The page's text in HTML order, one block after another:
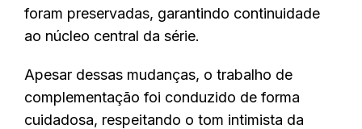
foram preservadas, garantindo continuidade
ao núcleo central da série.
Apesar dessas mudanças, o trabalho de
complementação foi conduzido de forma
cuidadosa, respeitando o tom intimista da